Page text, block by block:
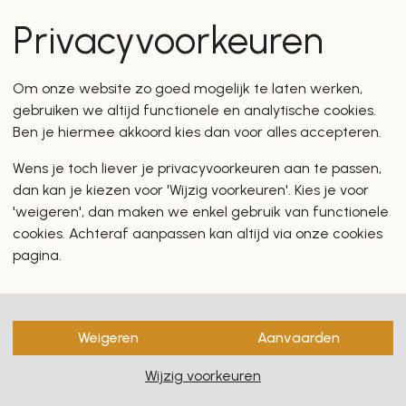
zullen u zeker en vast
Privacyvoorkeuren
Om onze website zo goed mogelijk te laten werken,
gebruiken we altijd functionele en analytische cookies.
Ben je hiermee akkoord kies dan voor alles accepteren.
Wens je toch liever je privacyvoorkeuren aan te passen,
dan kan je kiezen voor 'Wijzig voorkeuren'. Kies je voor
'weigeren', dan maken we enkel gebruik van functionele
cookies. Achteraf aanpassen kan altijd via onze cookies
pagina.
Weigeren Aanvaarden
Wijzig voorkeuren